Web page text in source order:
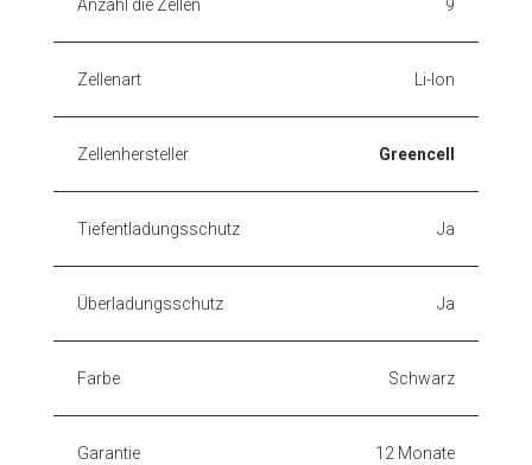
Anzahl die Zellen 9
Zellenart Li-Ion
Zellenhersteller Greencell
Tiefentladungsschutz Ja
Überladungsschutz Ja
Farbe Schwarz
Garantie 12 Monate